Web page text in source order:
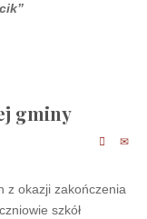
gminy
z okazji zakończenia
szkół